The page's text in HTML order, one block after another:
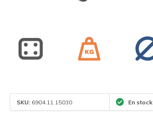
SKU: 6904.11.15030 En stock